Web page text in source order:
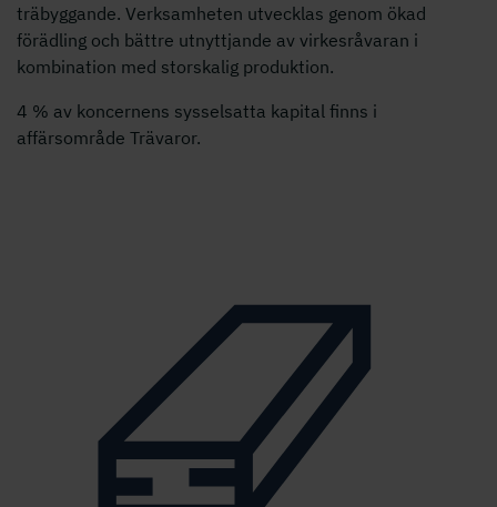
träbyggande. Verksamheten utvecklas genom ökad
förädling och bättre utnyttjande av virkesråvaran i
kombination med storskalig produktion.
4 % av koncernens sysselsatta kapital finns i
affärsområde Trävaror.